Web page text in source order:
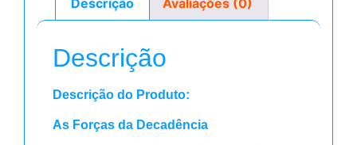
Descrição Avaliações (0)
Descrição
Descrição do Produto:
As Forças da Decadência